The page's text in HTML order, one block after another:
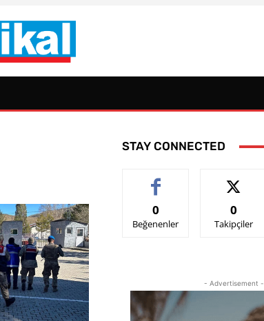
STAY CONNECTED
0
Beğenenler
0
Takipçiler
- Advertisement -